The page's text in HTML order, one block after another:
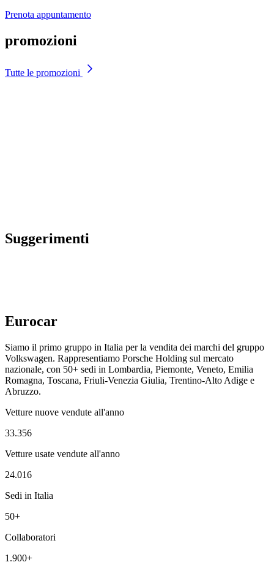
Prenota appuntamento
promozioni
Tutte le promozioni
Suggerimenti
Eurocar
Siamo il primo gruppo in Italia per la vendita dei marchi del gruppo
Volkswagen. Rappresentiamo Porsche Holding sul mercato
nazionale, con 50+ sedi in Lombardia, Piemonte, Veneto, Emilia
Romagna, Toscana, Friuli-Venezia Giulia, Trentino-Alto Adige e
Abruzzo.
Vetture nuove vendute all'anno
33.356
Vetture usate vendute all'anno
24.016
Sedi in Italia
50+
Collaboratori
1.900+